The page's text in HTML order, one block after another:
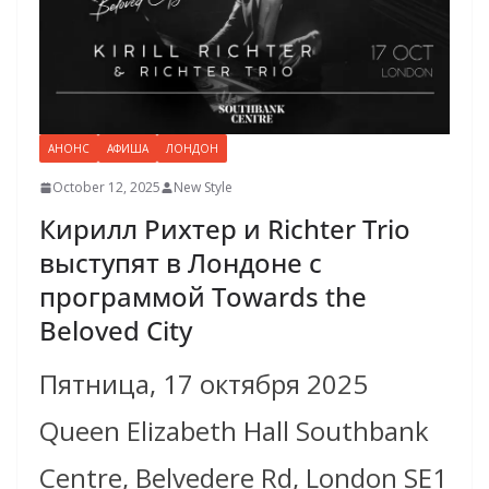
АНОНС АФИША ЛОНДОН
October 12, 2025 New Style
Кирилл Рихтер и Richter Trio
выступят в Лондоне с
программой Towards the
Beloved City
Пятница, 17 октября 2025
Queen Elizabeth Hall Southbank
Centre, Belvedere Rd, London SE1